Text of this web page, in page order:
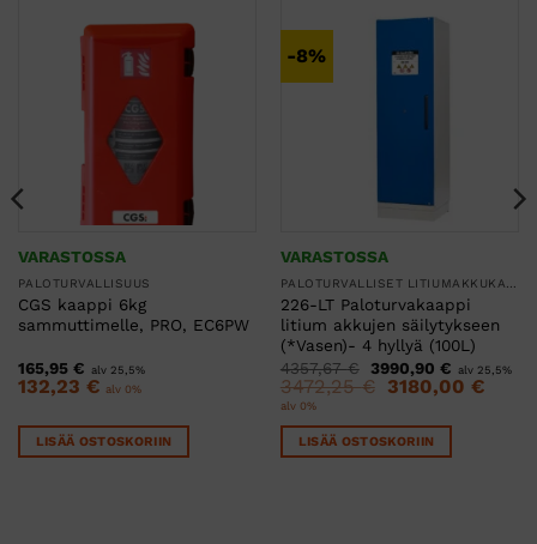
VARASTOSSA
PALOTURVALLISUUS
CGS kaappi 6kg
sammuttimelle, PRO, EC6PW
165,95 € alv 25,5%
132,23 € alv 0%
LISÄÄ OSTOSKORIIN
-8%
VARASTOSSA
PALOTURVALLISET LITIUMAKKUKAAPIT
226-LT Paloturvakaappi
litium akkujen säilytykseen
(*Vasen)- 4 hyllyä (100L)
4357,67€
Alkuperäinen
hinta
oli:
3990,90 €Nykyinen
hinta
on:
alv 25,5%
3472,25€
Alkuperäinen
hinta
3472,25 €.
3180,00 €
hinta
alv 0%
LISÄÄ OSTOSKORIIN